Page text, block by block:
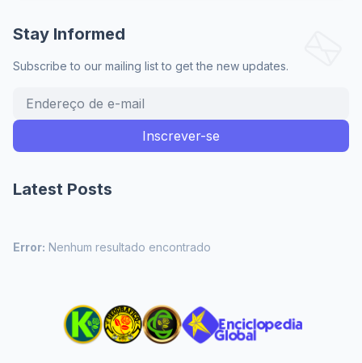
Stay Informed
Subscribe to our mailing list to get the new updates.
Latest Posts
Error: Nenhum resultado encontrado